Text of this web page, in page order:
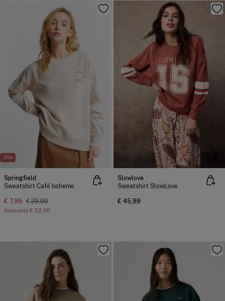
-73%
Springfield
Sweatshirt Café boheme
€ 7,99 € 29,99
Desconto € 22,00
Slowlove
Sweatshirt SlowLove
€ 45,99